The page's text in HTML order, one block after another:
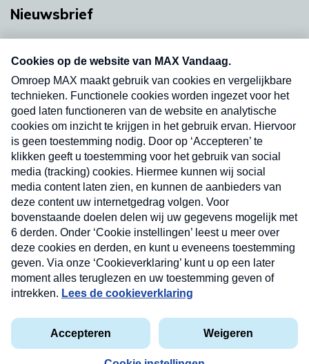
Nieuwsbrief
nieuwsbrief. Elke vrijdag- en dinsdagochtend in
uw mailbox.
Verzend
Privacyverklaring
Cookieverklaring
Kwetsbaarheid melden
Copyright © 2026 MAX Vandaag - Omroep MAX
Nieuwsbrief
Neem hier een gratis abonnement op onze
nieuwsbrief. Elke vrijdag- en dinsdagochtend in uw